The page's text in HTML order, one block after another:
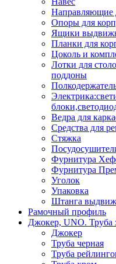
Направляющие
Опоры для
Ящики
Планки для
Цоколь и
Лотки для
поддоны
Ведра для
Средства для
Стяжка
Фурнитура
Фурнитура
Уголок
Упаковка
Штанга
Рамочный профиль
Джокер, UNO. Труба
Джокер
Труба черная
Труба